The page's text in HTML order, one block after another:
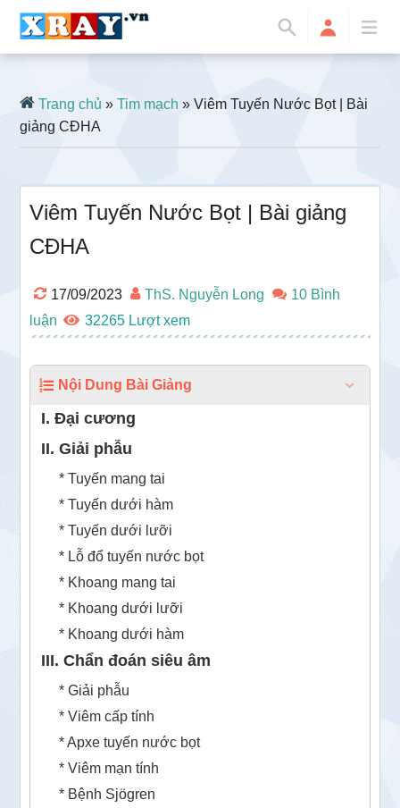
Trang chủ »Tim mạch » Viêm Tuyến Nước Bọt | Bài
giảng CĐHA
Viêm Tuyến Nước Bọt | Bài giảng
CĐHA
17/09/2023 ThS. Nguyễn Long
10 Bình
luận
32265
Nội Dung Bài Giảng
I. Đại cương
II. Giải phẫu
* Tuyến mang tai
* Tuyến dưới hàm
* Tuyến dưới lưỡi
* Lỗ đổ tuyến nước bọt
* Khoang mang tai
* Khoang dưới lưỡi
* Khoang dưới hàm
III. Chẩn đoán siêu âm
* Giải phẫu
* Viêm cấp tính
* Apxe tuyến nước bọt
* Viêm mạn tính
* Bệnh Sjögren